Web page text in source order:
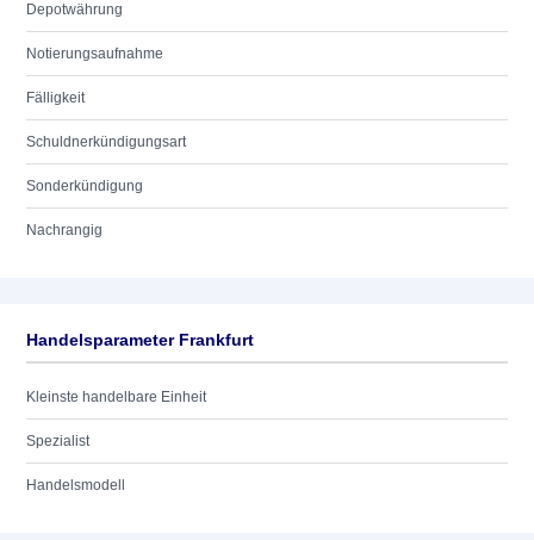
Depotwährung
Notierungsaufnahme
Fälligkeit
Schuldnerkündigungsart
Sonderkündigung
Nachrangig
Handelsparameter Frankfurt
Kleinste handelbare Einheit
Spezialist
Handelsmodell